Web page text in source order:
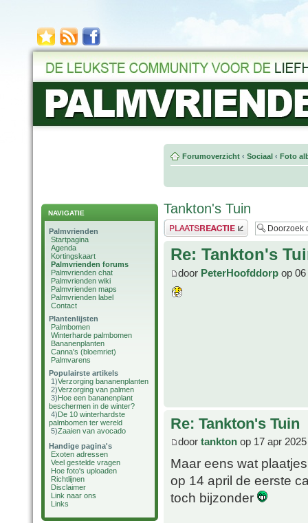
NAVIGATIE
Palmvrienden
Startpagina
Agenda
Kortingskaart
Palmvrienden forums
Palmvrienden chat
Palmvrienden wiki
Palmvrienden maps
Palmvrienden label
Contact
Plantenlijsten
Palmbomen
Winterharde palmbomen
Bananenplanten
Canna's (bloemriet)
Palmvarens
Populairste artikels
1)Verzorging bananenplanten
2)Verzorging van palmen
3)Hoe een bananenplant
beschermen in de winter?
4)De 10 winterhardste
palmbomen ter wereld
5)Zaaien van avocado
Handige pagina's
Exoten adressen
Veel gestelde vragen
Hoe foto's uploaden
Richtlijnen
Disclaimer
Link naar ons
Links
Forumoverzicht ‹ Sociaal ‹ Foto
Tankton's Tuin
Plaats een reactie
Re: Tankton's
door PeterHoofddorp op
Re: Tankton's Tuin
door tankton op 17 apr
Maar eens wat
op 14 april de eerste
toch bijzonder